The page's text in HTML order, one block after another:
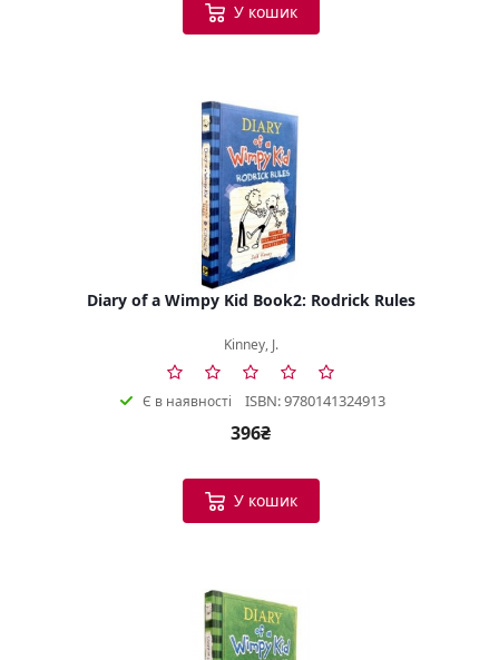
У кошик
Diary of a Wimpy Kid Book2: Rodrick Rules
Kinney, J.
Є в наявності ISBN: 9780141324913
396₴
У кошик